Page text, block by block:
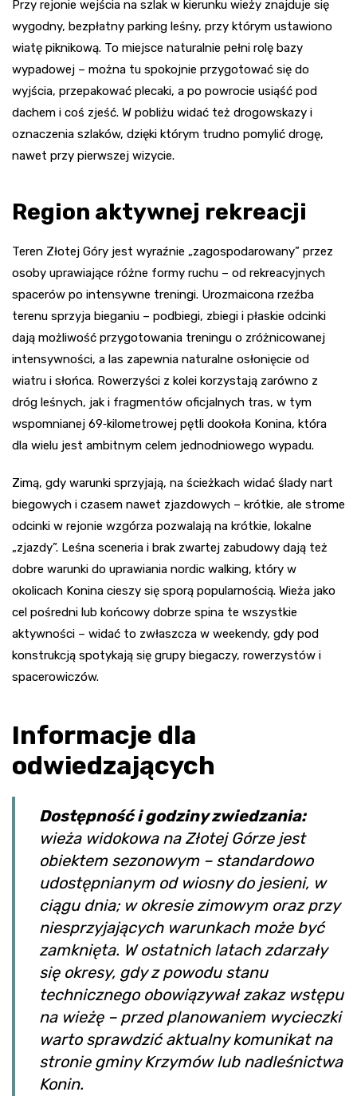
Przy rejonie wejścia na szlak w kierunku wieży znajduje się
wygodny, bezpłatny parking leśny, przy którym ustawiono
wiatę piknikową. To miejsce naturalnie pełni rolę bazy
wypadowej – można tu spokojnie przygotować się do
wyjścia, przepakować plecaki, a po powrocie usiąść pod
dachem i coś zjeść. W pobliżu widać też drogowskazy i
oznaczenia szlaków, dzięki którym trudno pomylić drogę,
nawet przy pierwszej wizycie.
Region aktywnej rekreacji
Teren Złotej Góry jest wyraźnie „zagospodarowany” przez
osoby uprawiające różne formy ruchu – od rekreacyjnych
spacerów po intensywne treningi. Urozmaicona rzeźba
terenu sprzyja bieganiu – podbiegi, zbiegi i płaskie odcinki
dają możliwość przygotowania treningu o zróżnicowanej
intensywności, a las zapewnia naturalne osłonięcie od
wiatru i słońca. Rowerzyści z kolei korzystają zarówno z
dróg leśnych, jak i fragmentów oficjalnych tras, w tym
wspomnianej 69‑kilometrowej pętli dookoła Konina, która
dla wielu jest ambitnym celem jednodniowego wypadu.
Zimą, gdy warunki sprzyjają, na ścieżkach widać ślady nart
biegowych i czasem nawet zjazdowych – krótkie, ale strome
odcinki w rejonie wzgórza pozwalają na krótkie, lokalne
„zjazdy”. Leśna sceneria i brak zwartej zabudowy dają też
dobre warunki do uprawiania nordic walking, który w
okolicach Konina cieszy się sporą popularnością. Wieża jako
cel pośredni lub końcowy dobrze spina te wszystkie
aktywności – widać to zwłaszcza w weekendy, gdy pod
konstrukcją spotykają się grupy biegaczy, rowerzystów i
spacerowiczów.
Informacje dla
odwiedzających
Dostępność i godziny zwiedzania:
wieża widokowa na Złotej Górze jest
obiektem sezonowym – standardowo
udostępnianym od wiosny do jesieni, w
ciągu dnia; w okresie zimowym oraz przy
niesprzyjających warunkach może być
zamknięta. W ostatnich latach zdarzały
się okresy, gdy z powodu stanu
technicznego obowiązywał zakaz wstępu
na wieżę – przed planowaniem wycieczki
warto sprawdzić aktualny komunikat na
stronie gminy Krzymów lub nadleśnictwa
Konin.